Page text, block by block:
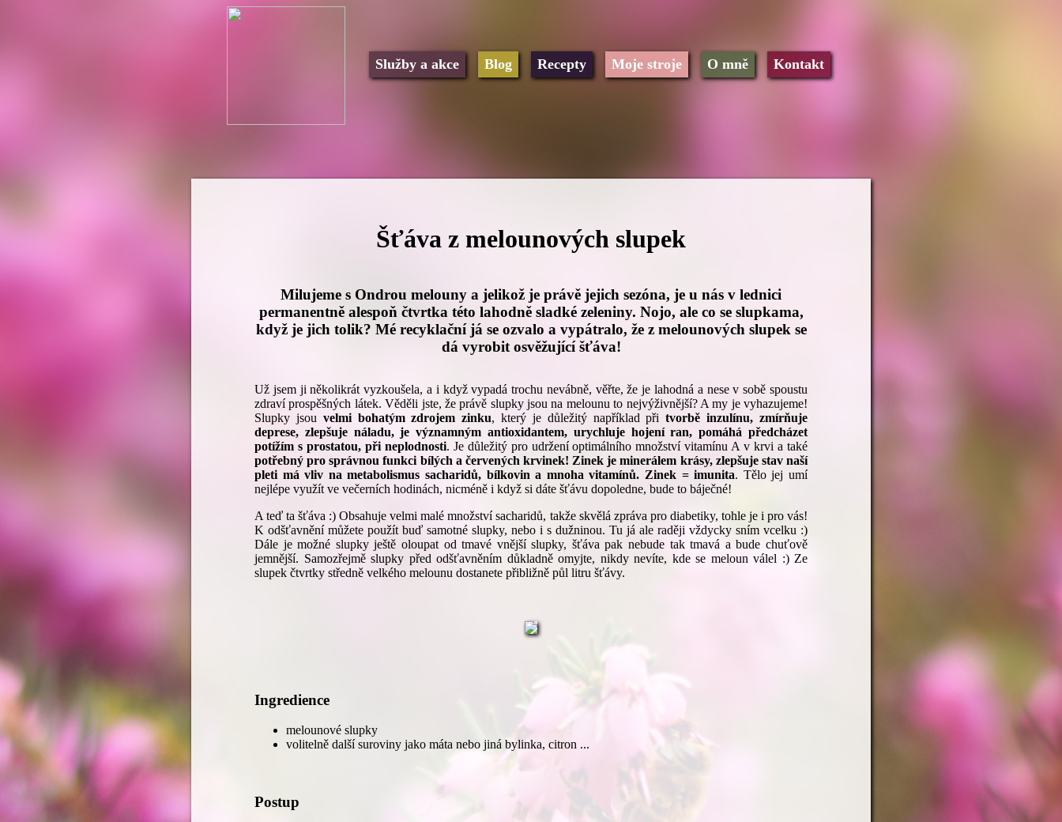
Služby a akce Blog Recepty Moje stroje O mně Kontakt
Šťáva z melounových slupek
Milujeme s Ondrou melouny a jelikož je právě jejich sezóna, je u nás v lednici
permanentně alespoň čtvrtka této lahodně sladké zeleniny. Nojo, ale co se slupkama,
když je jich tolik? Mé recyklační já se ozvalo a vypátralo, že z melounových slupek se
dá vyrobit osvěžující šťáva!
Už jsem ji několikrát vyzkoušela, a i když vypadá trochu nevábně, věřte, že je lahodná a nese v sobě spoustu
zdraví prospěšných látek. Věděli jste, že právě slupky jsou na melounu to nejvýživnější? A my je vyhazujeme!
Slupky jsou velmi bohatým zdrojem zinku, který je důležitý například přitvorbě inzulínu, zmírňuje
deprese, zlepšuje náladu, je významným antioxidantem, urychluje hojení ran, pomáhá předcházet
potížím s prostatou, při neplodnosti. Je důležitý pro udržení optimálního množství vitamínu A v krvi a také
potřebný pro správnou funkci bílých a červených krvinek! Zinek je minerálem krásy, zlepšuje stav naší
pleti má vliv na metabolismus sacharidů, bílkovin a mnoha vitamínů. Zinek = imunita. Tělo jej umí
nejlépe využít ve večerních hodinách, nicméně i když si dáte šťávu dopoledne, bude to báječné!
A teď ta šťáva :) Obsahuje velmi malé množství sacharidů, takže skvělá zpráva pro diabetiky, tohle je i pro vás!
K odšťavnění můžete použít buď samotné slupky, nebo i s dužninou. Tu já ale raději vždycky sním vcelku :)
Dále je možné slupky ještě oloupat od tmavé vnější slupky, šťáva pak nebude tak tmavá a bude chuťově
jemnější. Samozřejmě slupky před odšťavněním důkladně omyjte, nikdy nevíte, kde se meloun válel :) Ze
slupek čtvrtky středně velkého melounu dostanete přibližně půl litru šťávy.
Ingredience
melounové slupky
volitelně další suroviny jako máta nebo jiná bylinka, citron ...
Postup